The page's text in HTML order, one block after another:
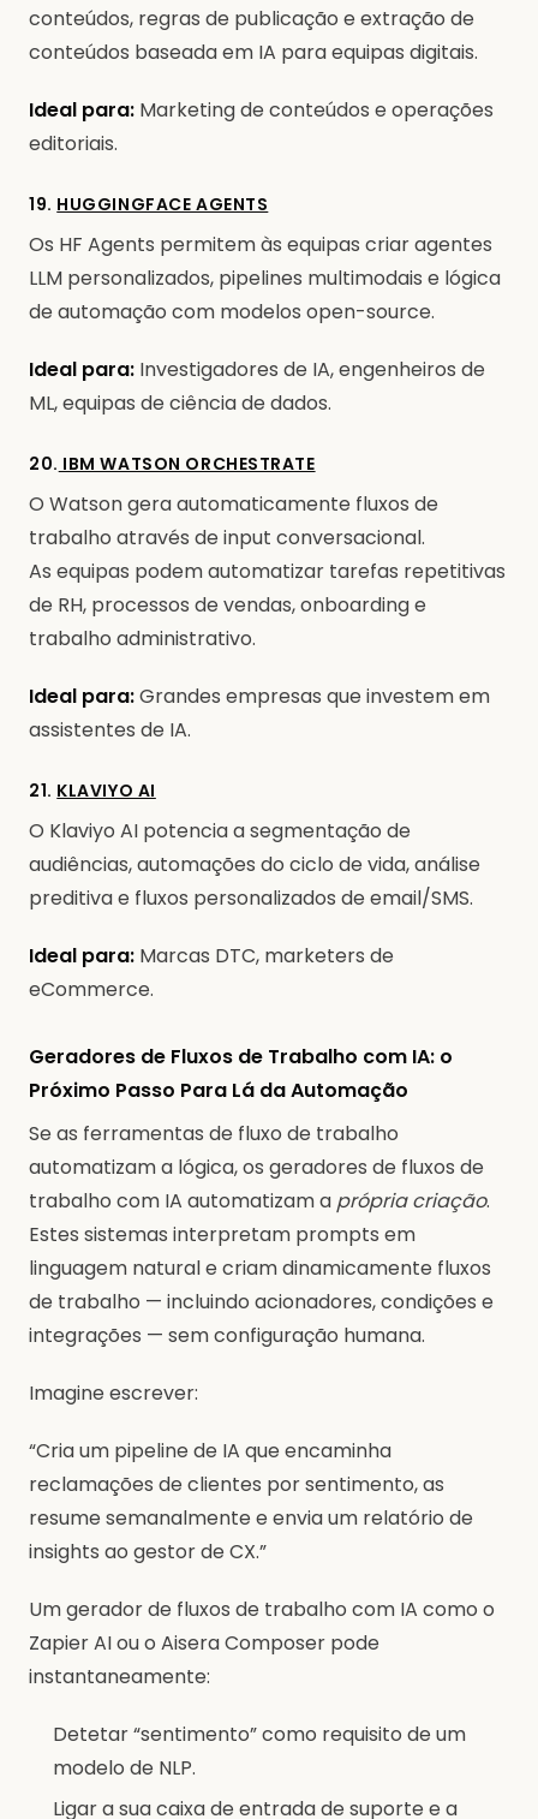
conteúdos, regras de publicação e extração de
conteúdos baseada em IA para equipas digitais.
Ideal para: Marketing de conteúdos e operações
editoriais.
19. HUGGINGFACE AGENTS
Os HF Agents permitem às equipas criar agentes
LLM personalizados, pipelines multimodais e lógica
de automação com modelos open-source.
Ideal para: Investigadores de IA, engenheiros de
ML, equipas de ciência de dados.
20. IBM WATSON ORCHESTRATE
O Watson gera automaticamente fluxos de
trabalho através de input conversacional.
As equipas podem automatizar tarefas repetitivas
de RH, processos de vendas, onboarding e
trabalho administrativo.
Ideal para:Grandes empresas que investem em
assistentes de IA.
21. KLAVIYO AI
O Klaviyo AI potencia a segmentação de
audiências, automações do ciclo de vida, análise
preditiva e fluxos personalizados de email/SMS.
Ideal para: Marcas DTC, marketers de
eCommerce.
Geradores de Fluxos de Trabalho com IA: o
Próximo Passo Para Lá da Automação
Se as ferramentas de fluxo de trabalho
automatizam a lógica, os geradores de fluxos de
trabalho com IA automatizam a própria criação.
Estes sistemas interpretam prompts em
linguagem natural e criam dinamicamente fluxos
de trabalho — incluindo acionadores, condições e
integrações — sem configuração humana.
Imagine escrever:
“Cria um pipeline de IA que encaminha
reclamações de clientes por sentimento, as
resume semanalmente e envia um relatório de
insights ao gestor de CX.”
Um gerador de fluxos de trabalho com IA como o
Zapier AI ou o Aisera Composer pode
instantaneamente:
Detetar “sentimento” como requisito de um
modelo de NLP.
Ligar a sua caixa de entrada de suporte e a